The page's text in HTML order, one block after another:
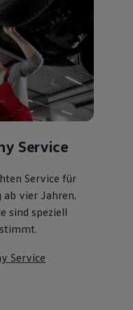
Service
Service für
ab vier Jahren.
sind speziell
Service